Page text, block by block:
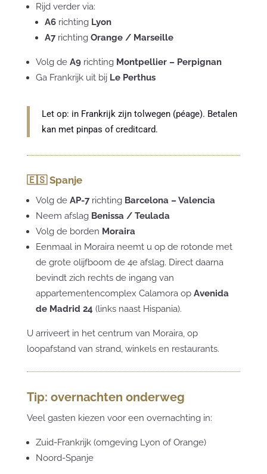
Rijd verder via:
A6richting Lyon
A7richting Orange / Marseille
Volg de A9richting Montpellier – Perpignan
Ga Frankrijk uit bij Le Perthus
Let op: in Frankrijk zijn tolwegen (péage). Betalen
kan met pinpas of creditcard.
🇪🇸 Spanje
Volg de AP-7richting Barcelona – Valencia
Neem afslag Benissa / Teulada
Volg de borden Moraira
Eenmaal in Moraira neemt u op de rotonde met
de grote olijfboom de 4e afslag. Direct daarna
bevindt zich rechts de ingang van
appartementencomplex Calamora op Avenida
de Madrid 24 (links naast Hispania).
U arriveert in het centrum van Moraira, op
loopafstand van strand, winkels en restaurants.
Tip: overnachten onderweg
Veel gasten kiezen voor een overnachting in:
Zuid-Frankrijk (omgeving Lyon of Orange)
Noord-Spanje